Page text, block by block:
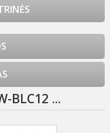
BLC12 ...